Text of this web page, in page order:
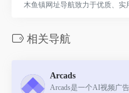
木鱼镇网址导航致力于优质、实
相关导航
Arcads
Arcads是一个AI视频广